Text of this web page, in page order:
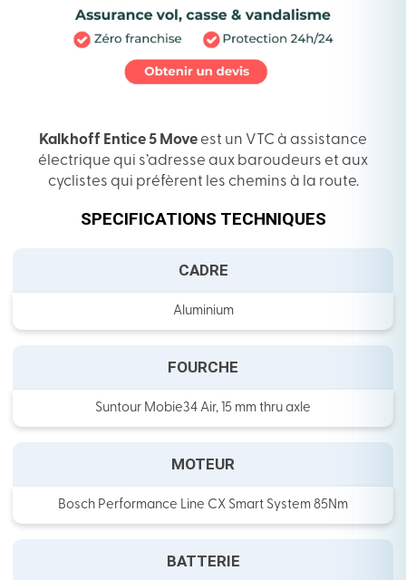
Kalkhoff Entice 5 Move est un VTC à assistance
électrique qui s’adresse aux baroudeurs et aux
cyclistes qui préfèrent les chemins à la route.
SPECIFICATIONS TECHNIQUES
CADRE
Aluminium
FOURCHE
Suntour Mobie34 Air, 15 mm thru axle
MOTEUR
Bosch Performance Line CX Smart System 85Nm
BATTERIE